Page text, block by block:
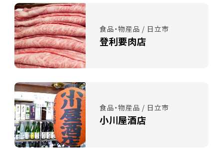
食品・物産品 / 日立市
登利要肉店
食品・物産品 / 日立市
小川屋酒店